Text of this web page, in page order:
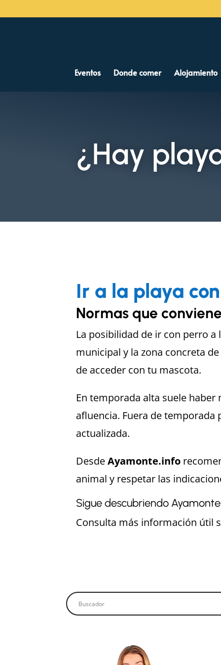
Eventos Donde comer Alojamiento
¿Hay
Ir a la playa
Normas que
La posibilidad de ir con perro a
municipal y la zona concreta
de acceder con tu mascota.
En temporada alta suele
afluencia. Fuera de
actualizada.
DesdeAyamonte.info
animal y respetar las
Sigue descubriendo
Consulta más información útil